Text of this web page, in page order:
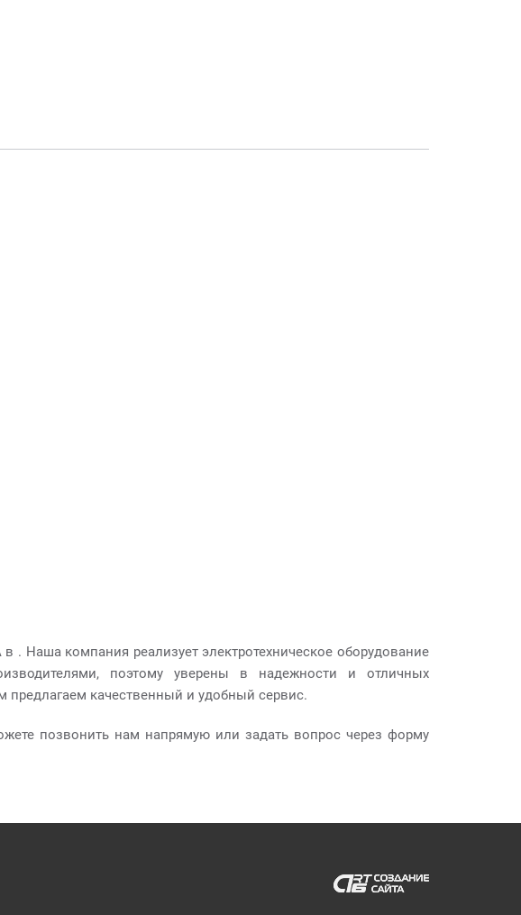
. Наша компания реализует электротехническое оборудование
поэтому уверены в надежности и отличных
предлагаем качественный и удобный сервис.
позвонить нам напрямую или задать вопрос через форму